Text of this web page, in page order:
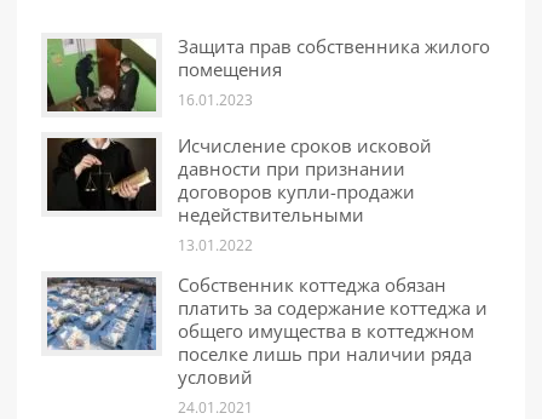
Защита прав собственника жилого
помещения
16.01.2023
Исчисление сроков исковой
давности при признании
договоров купли-продажи
недействительными
13.01.2022
Собственник коттеджа обязан
платить за содержание коттеджа и
общего имущества в коттеджном
поселке лишь при наличии ряда
условий
24.01.2021